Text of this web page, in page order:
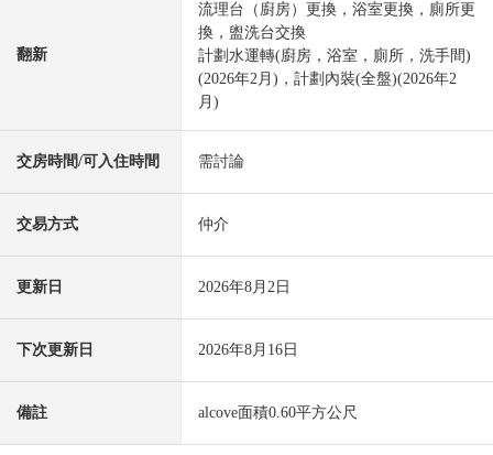
翻新
流理台（廚房）更換，浴室更換，廁所更
換，盥洗台交換
計劃水運轉(廚房，浴室，廁所，洗手間)
(2026年2月)，計劃內裝(全盤)(2026年2
月)
交房時間/可入住時間 需討論
交易方式 仲介
更新日 2026年8月2日
下次更新日 2026年8月16日
備註 alcove面積0.60平方公尺